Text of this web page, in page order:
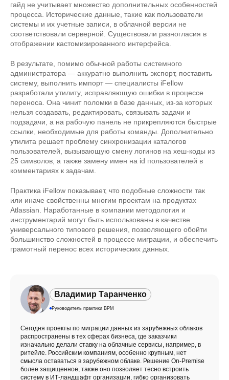
гайд не учитывает множество дополнительных особенностей
процесса. Исторические данные, такие как пользователи
системы и их учетные записи, в облачной версии не
соответствовали серверной. Существовали разногласия в
отображении кастомизированного интерфейса.
В результате, помимо обычной работы системного
администратора — аккуратно выполнить экспорт, поставить
систему, выполнить импорт — специалисты iFellow
разработали утилиту, исправляющую ошибки в процессе
переноса. Она чинит поломки в базе данных, из-за которых
нельзя создавать, редактировать, связывать задачи и
подзадачи, а на рабочую панель не прикрепляются быстрые
ссылки, необходимые для работы команды. Дополнительно
утилита решает проблему синхронизации каталогов
пользователей, вызывающую смену логинов на хеш-коды из
25 символов, а также замену имен на id пользователей в
комментариях к задачам.
Практика iFellow показывает, что подобные сложности так
или иначе свойственны многим проектам на продуктах
Atlassian. Наработанные в компании методология и
инструментарий могут быть использованы в качестве
универсального типового решения, позволяющего обойти
большинство сложностей в процессе миграции, и обеспечить
грамотный перенос всех исторических данных.
Владимир Таранченко
Руководитель практики BPM
Сегодня проекты по миграции данных из зарубежных облаков
распространены в тех сферах бизнеса, где заказчики
изначально делали ставку на облачные сервисы, например, в
ритейле. Российским компаниям, особенно крупным, нет
смысла оставаться в зарубежном облаке. Решение On-Premise
более защищенное, также оно позволяет тесно встроить
систему в ИТ-ландшафт организации, гибко организовать